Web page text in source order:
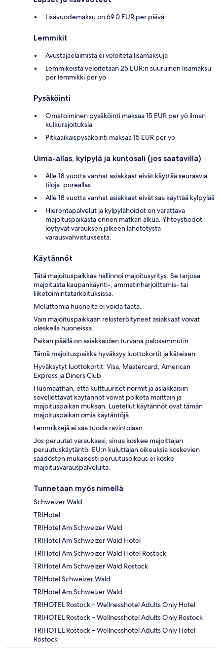
Lisävuodemaksu on 69.0 EUR per päivä
Lemmikit
Avustajaeläimistä ei veloiteta lisämaksuja
Lemmikeistä veloitetaan 25 EUR:n suuruinen lisämaksu
per lemmikki per yö
Pysäköinti
Omatoiminen pysäköinti maksaa 15 EUR per yö ilman
kulkurajoituksia
Pitkäaikaispysäköinti maksaa 15 EUR per yö
Uima-allas, kylpylä ja kuntosali (jos saatavilla)
Alle 18 vuotta vanhat asiakkaat eivät käyttää seuraavia
tiloja: poreallas.
Alle 18 vuotta vanhat asiakkaat eivät saa käyttää kylpylää
Hierontapalvelut ja kylpylähoidot on varattava
majoituspaikasta ennen matkan alkua. Yhteystiedot
löytyvät varauksen jälkeen lähetetystä
varausvahvistuksesta.
Käytännöt
Tätä majoituspaikkaa hallinnoi majoitusyritys. Se tarjoaa
majoitusta kaupankäynti-, ammatinharjoittamis- tai
liiketoimintatarkoituksissa.
Meluttomia huoneita ei voida taata.
Vain majoituspaikkaan rekisteröityneet asiakkaat voivat
oleskella huoneissa.
Paikan päällä on asiakkaiden turvana palosammutin.
Tämä majoituspaikka hyväksyy luottokortit ja käteisen.
Hyväksytyt luottokortit: Visa, Mastercard, American
Express ja Diners Club
Huomaathan, että kulttuuriset normit ja asiakkaisiin
sovellettavat käytännöt voivat poiketa maittain ja
majoituspaikan mukaan. Luetellut käytännöt ovat tämän
majoituspaikan omia käytäntöjä.
Lemmikkejä ei saa tuoda ravintolaan.
Jos peruutat varauksesi, sinua koskee majoittajan
peruutuskäytäntö. EU:n kuluttajan oikeuksia koskevien
säädösten mukaisesti peruutusoikeus ei koske
majoitusvarauspalveluita.
Tunnetaan myös nimellä
Schweizer Wald
TRIHotel
TRIHotel Am Schweizer Wald
TRIHotel Am Schweizer Wald Hotel
TRIHotel Am Schweizer Wald Hotel Rostock
TRIHotel Am Schweizer Wald Rostock
TRIHotel Schweizer Wald
TRIHotel Am Schweizer Wald
TRIHOTEL Rostock – Wellnesshotel Adults Only Hotel
TRIHOTEL Rostock – Wellnesshotel Adults Only Rostock
TRIHOTEL Rostock – Wellnesshotel Adults Only Hotel
Rostock